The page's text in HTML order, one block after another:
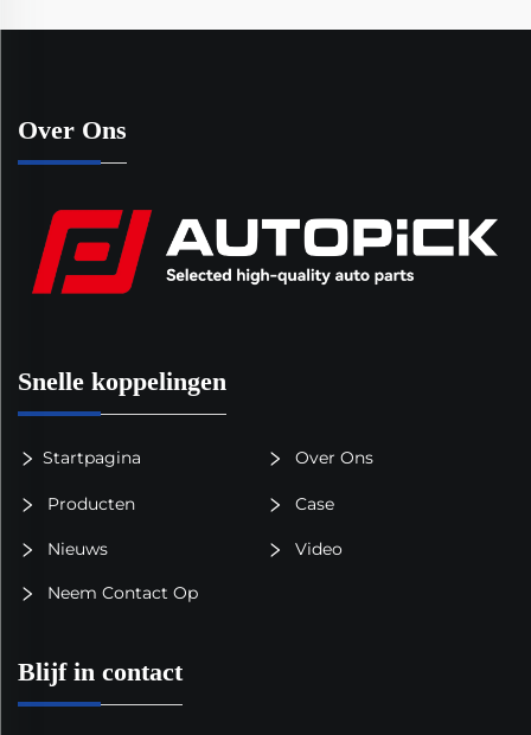
Over Ons
Snelle koppelingen
Startpagina Over Ons
Producten Case
Nieuws Video
Neem Contact Op
Blijf in contact